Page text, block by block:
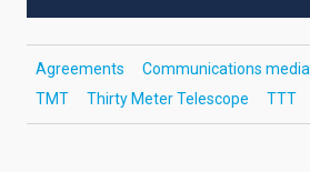
Agreements
Communications media
TMT
Thirty Meter Telescope TTT